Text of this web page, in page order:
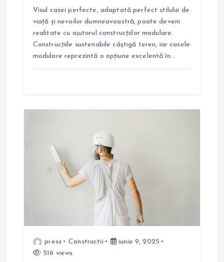
Visul casei perfecte, adaptată perfect stilului de
viață și nevoilor dumneavoastră, poate deveni
realitate cu ajutorul construcțiilor modulare.
Construcțiile sustenabile câștigă teren, iar casele
modulare reprezintă o opțiune excelentă în…
press Constructii
iunie 9, 2025
516 views